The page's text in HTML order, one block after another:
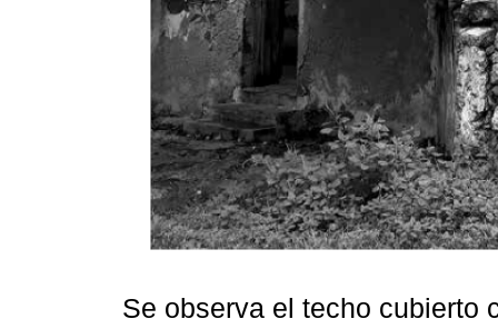
Se observa el techo cubierto